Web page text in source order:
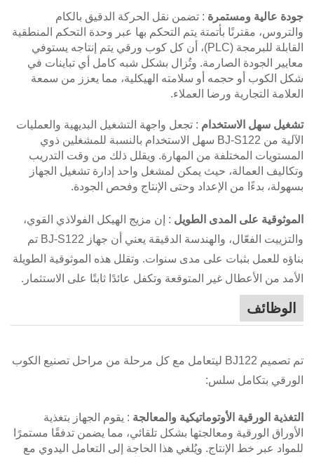
جودة عالية ومستمرة : تضمن نقل الحركة الدقيق بالكام
والتروس، مقترنًا بأتمتة يتم التحكم بها عبر وحدة التحكم المنطقية
القابلة للبرمجة (PLC)، أن كل كوب ورقي يتم إنتاجه يستوفي
معايير الجودة الصارمة. وتُزال بشكل شبه كامل أي تباينات في
شكل الكوب أو حجمه أو سلامته الهيكلية، مما يعزز من سمعة
العلامة التجارية ورضا العملاء.
تشغيل سهل الاستخدام : تجعل واجهة التشغيل البديهية والعمليات
الآلية من BJ-S122 سهل الاستخدام بالنسبة للمشغلين ذوي
المستويات المختلفة من المهارة. ويقلل ذلك من وقت التدريب
وتكاليف العمالة، حيث يمكن لمشغل واحد إدارة تشغيل الجهاز
بسهولة، بدءًا من الإعداد وحتى الإنتاج وفحص الجودة.
الموثوقية على المدى الطويل : إن مزيج الهيكل الفولاذي القوي،
والتزييت الفعّال، والهندسة الدقيقة يعني أن جهاز BJ-S122 تم
بناؤه للعمل بثبات على مدى سنوات. وتقلل هذه الموثوقية الطويلة
الأمد من الأعطال غير المتوقعة وتكفل عائدًا ثابتًا على الاستثمار.
الوظائف
تم تصميم BJ122 ليتعامل مع كل مرحلة من مراحل تصنيع الكوب
الورقي بتكامل سلس:
التغذية الورقية الأوتوماتيكية والمعالجة : يقوم الجهاز بتغذية
الأوراق الورقية ومعالجتها بشكل تلقائي، مما يضمن تدفقًا مستمرًا
للمواد عبر خط الإنتاج. ويُلغي هذا الحاجة إلى التعامل اليدوي مع